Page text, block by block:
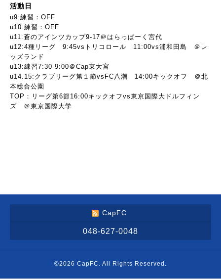
活動日
u9:練習：OFF
u10:練習：OFF
u11:蒼のアインツカップ9-17＠はらっぱーく宮代
u12:4種リーグ 9:45vsトリコロール 11:00vs浦和田島 ＠レ
ッズランド
u13:練習7:30-9:00＠Cap東大宮
u14.15:クラブリーグ第１節vsFC八潮 14:00キックオフ ＠北
本総合公園
TOP：リーグ第6節16:00キックオフvs東京国際大ドルフィン
ズ ＠東京国際大学
CapFC
048-627-0048
©2026 CapFC . All Rights Reserved.